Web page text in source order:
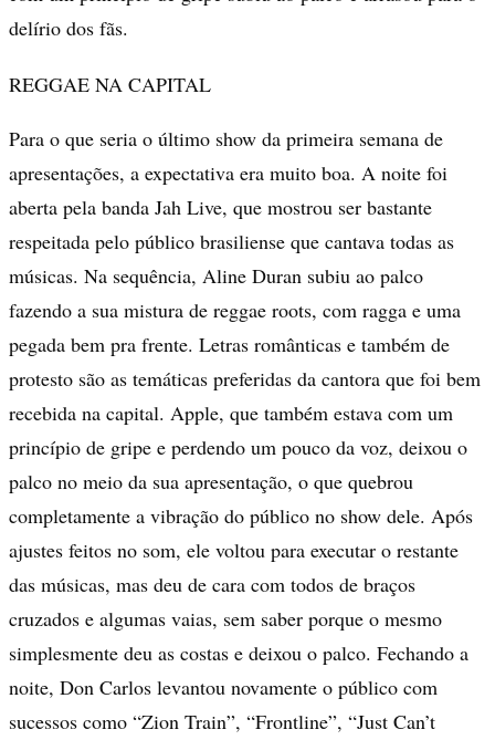
delírio dos fãs.
REGGAE NA CAPITAL
Para o que seria o último show da primeira semana de
apresentações, a expectativa era muito boa. A noite foi
aberta pela banda Jah Live, que mostrou ser bastante
respeitada pelo público brasiliense que cantava todas as
músicas. Na sequência, Aline Duran subiu ao palco
fazendo a sua mistura de reggae roots, com ragga e uma
pegada bem pra frente. Letras românticas e também de
protesto são as temáticas preferidas da cantora que foi bem
recebida na capital. Apple, que também estava com um
princípio de gripe e perdendo um pouco da voz, deixou o
palco no meio da sua apresentação, o que quebrou
completamente a vibração do público no show dele. Após
ajustes feitos no som, ele voltou para executar o restante
das músicas, mas deu de cara com todos de braços
cruzados e algumas vaias, sem saber porque o mesmo
simplesmente deu as costas e deixou o palco. Fechando a
noite, Don Carlos levantou novamente o público com
sucessos como “Zion Train”, “Frontline”, “Just Can’t